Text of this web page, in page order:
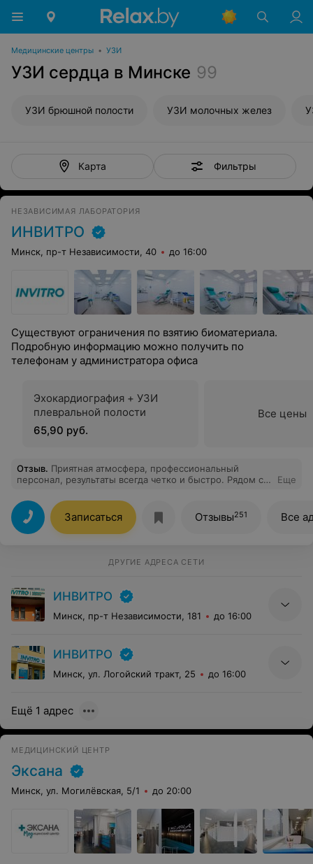
Медицинские центры • УЗИ
УЗИ сердца в Минске 99
УЗИ брюшной полости УЗИ молочных желез
Карта Фильтры
НЕЗАВИСИМАЯ ЛАБОРАТОРИЯ
ИНВИТРО
Минск, пр-т Независимости, 40 до 16:00
Существуют ограничения по взятию биоматериала.
Подробную информацию можно получить по
телефонам у администратора офиса
Эхокардиография + УЗИ
плевральной полости
65,90 руб.
Все цены
Отзыв. Приятная атмосфера, профессиональный
персонал, результаты всегда четко и быстро. Рядом с
Еще
Записаться Отзывы251 Все
ДРУГИЕ АДРЕСА СЕТИ
ИНВИТРО
Минск, пр-т Независимости, 181 до 16:00
ИНВИТРО
Минск, ул. Логойский тракт, 25 до 16:00
Ещё 1 адрес
МЕДИЦИНСКИЙ ЦЕНТР
Эксана
Минск, ул. Могилёвская, 5/1 до 20:00